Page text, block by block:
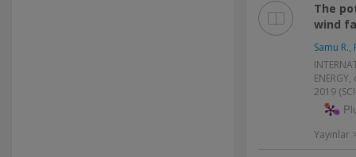
The
wind
Samu R.,
2019
Yayınlar